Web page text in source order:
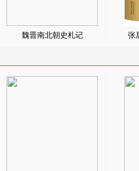
魏晋南北朝史札记 张